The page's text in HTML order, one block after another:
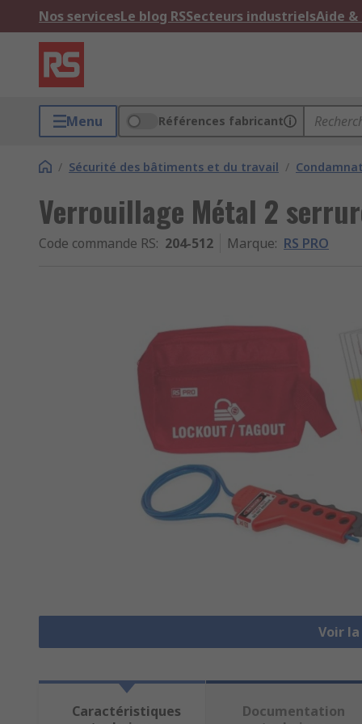
Nos servicesLe blog RSSecteurs industrielsAide
Menu Références fabricant
/ Sécurité des bâtiments et du travail /
Verrouillage Métal 2
Code commande RS: 204-512 Marque: RS PRO
Voir
Caractéristiques
Documentation